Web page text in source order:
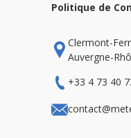
Politique de
Clermont-
Auvergne-
+33 4 73 40